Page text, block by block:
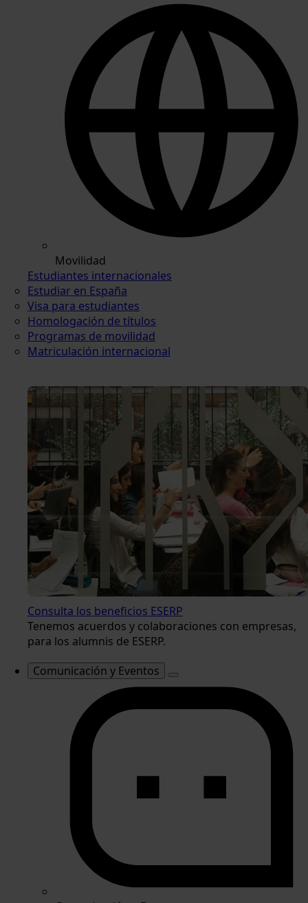
Movilidad
Estudiantes internacionales
Estudiar en España
Visa para estudiantes
Homologación de títulos
Programas de movilidad
Matriculación internacional
Consulta los beneficios ESERP
Tenemos acuerdos y colaboraciones con empresas,
para los alumnis de ESERP.
Comunicación y Eventos